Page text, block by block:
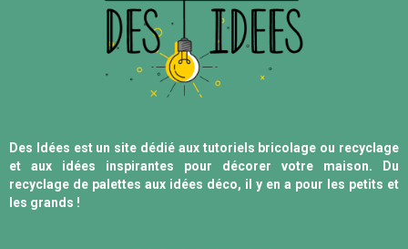
Des Idées est un site dédié aux tutoriels bricolage ou recyclage
et aux idées inspirantes pour décorer votre maison. Du
recyclage de palettes aux idées déco, il y en a pour les petits et
les grands !